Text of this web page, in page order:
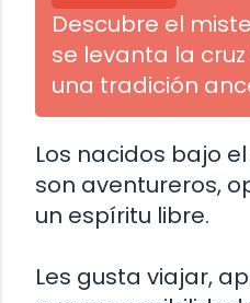
Descubre el
se levanta la
una tradición
Los nacidos bajo
son aventureros,
un espíritu libre.
Les gusta viajar,